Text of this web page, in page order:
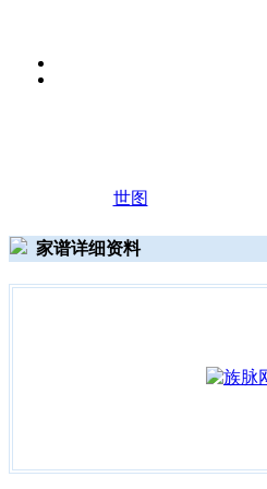
世图
家谱详细资料